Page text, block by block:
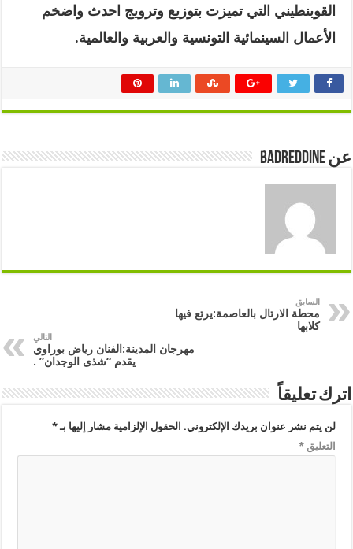
القوبنطيني التي تميزت بتوزيع وترويج احدث واضخم
الأعمال السينمائية التونسية والعربية والعالمية.
عن badreddine
السابق
محطة الارتال بالعاصمة:يرتع فيها
كلابها
التالي
مهرجان المدينة:الفنان رياض بوراوي
يقدم “شذى الوجدان” .
اترك تعليقاً
لن يتم نشر عنوان بريدك الإلكتروني. الحقول الإلزامية مشار إليها بـ*
التعليق*